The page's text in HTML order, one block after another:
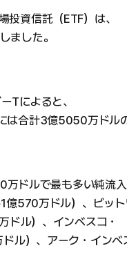
投資信託（ETF）は、
ました。
Tによると、
は合計3億5050万ドル
ドルで最も多い純流入
億570万ドル）、ビッ
ドル）、インベスコ・
ル）、アーク・インベ